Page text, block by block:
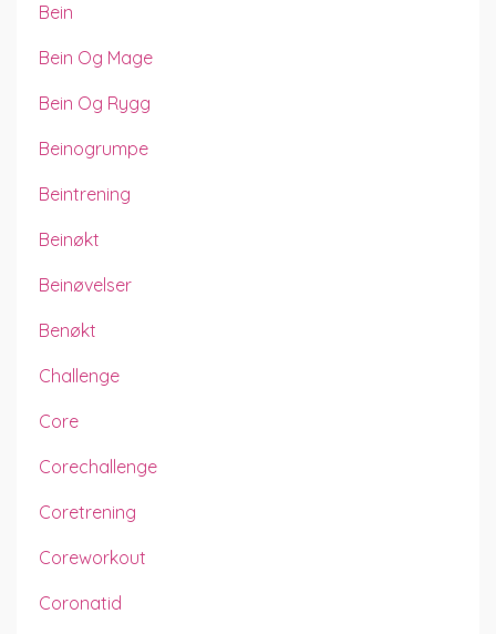
Bein
Bein Og Mage
Bein Og Rygg
Beinogrumpe
Beintrening
Beinøkt
Beinøvelser
Benøkt
Challenge
Core
Corechallenge
Coretrening
Coreworkout
Coronatid